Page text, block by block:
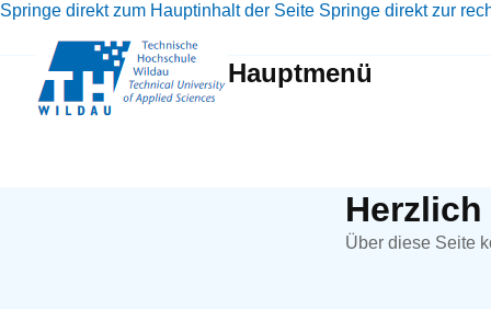
Springe direkt zum Hauptinhalt der Seite Springe direkt zur
Hauptmenü
Über diese Seite